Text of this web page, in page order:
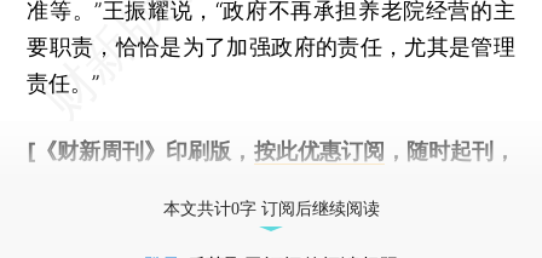
准等。”王振耀说，“政府不再承担养老院经营的主
要职责，恰恰是为了加强政府的责任，尤其是管理
责任。”
[《财新周刊》印刷版， 按此优惠订阅 ，随时起刊，
本文共计0字 订阅后继续阅读